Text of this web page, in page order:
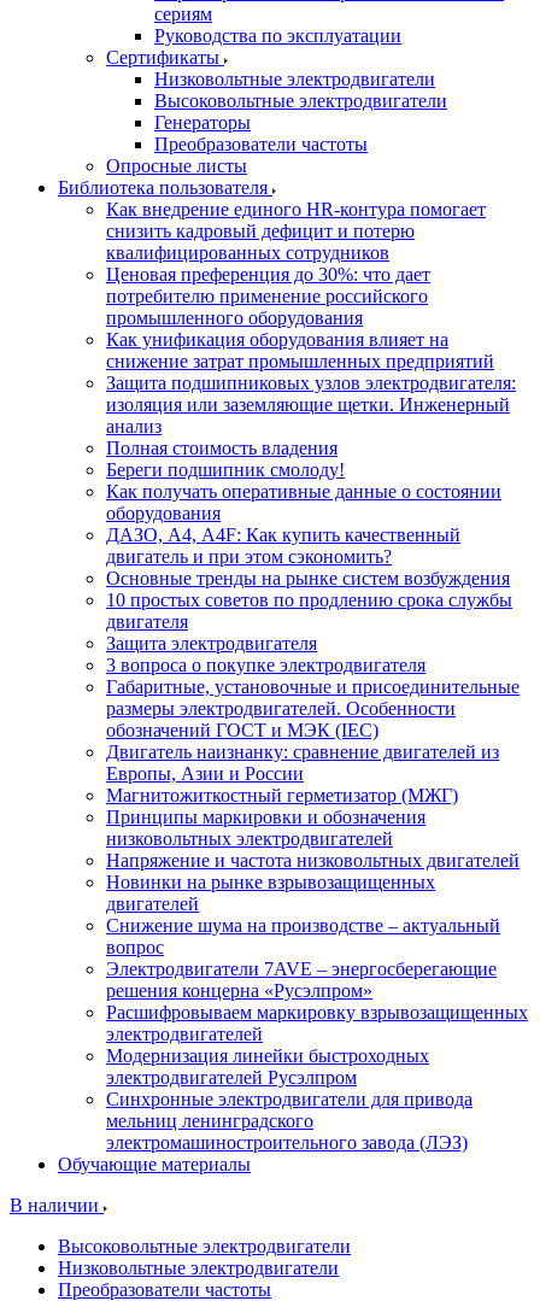
сериям
Руководства по эксплуатации
Сертификаты
Низковольтные электродвигатели
Высоковольтные электродвигатели
Генераторы
Преобразователи частоты
Опросные листы
Библиотека пользователя
Как внедрение единого HR-контура помогает
снизить кадровый дефицит и потерю
квалифицированных сотрудников
Ценовая преференция до 30%: что дает
потребителю применение российского
промышленного оборудования
Как унификация оборудования влияет на
снижение затрат промышленных предприятий
Защита подшипниковых узлов электродвигателя:
изоляция или заземляющие щетки. Инженерный
анализ
Полная стоимость владения
Береги подшипник смолоду!
Как получать оперативные данные о состоянии
оборудования
ДАЗО, А4, А4F: Как купить качественный
двигатель и при этом сэкономить?
Основные тренды на рынке систем возбуждения
10 простых советов по продлению срока службы
двигателя
Защита электродвигателя
3 вопроса о покупке электродвигателя
Габаритные, установочные и присоединительные
размеры электродвигателей. Особенности
обозначений ГОСТ и МЭК (IEC)
Двигатель наизнанку: сравнение двигателей из
Европы, Азии и России
Магнитожиткостный герметизатор (МЖГ)
Принципы маркировки и обозначения
низковольтных электродвигателей
Напряжение и частота низковольтных двигателей
Новинки на рынке взрывозащищенных
двигателей
Снижение шума на производстве – актуальный
вопрос
Электродвигатели 7AVE – энергосберегающие
решения концерна «Русэлпром»
Расшифровываем маркировку взрывозащищенных
электродвигателей
Модернизация линейки быстроходных
электродвигателей Русэлпром
Синхронные электродвигатели для привода
мельниц ленинградского
электромашиностроительного завода (ЛЭЗ)
Обучающие материалы
В наличии
Высоковольтные электродвигатели
Низковольтные электродвигатели
Преобразователи частоты